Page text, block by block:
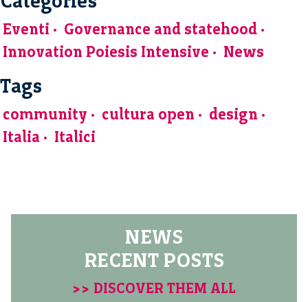
Eventi
Governance and statehood
Innovation Poiesis Intensive
News
Tags
community cultura open
design
Italia
Italici
NEWS
RECENT POSTS
>> DISCOVER THEM ALL